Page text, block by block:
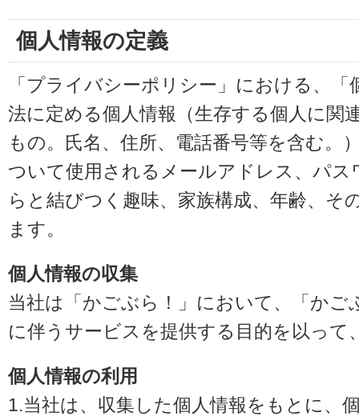
個人情報の定義
「プライバシーポリシー」における、
法に定める個人情報（生存する個人に関
もの。氏名、住所、電話番号等を含む。
ついて使用されるメールアドレス、パ
らと結びつく趣味、家族構成、年齢、そ
ます。
個人情報の収集
当社は「かごぶら！」において、「か
に伴うサービスを提供する目的を以って
個人情報の利用
1.当社は、収集した個人情報をもとに、